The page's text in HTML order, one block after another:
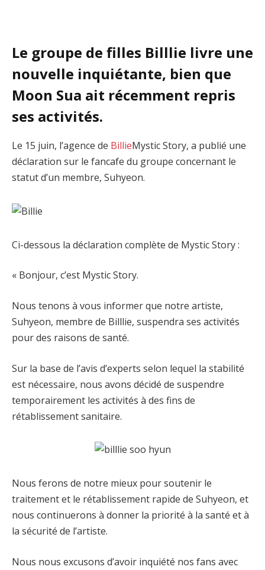
Le groupe de filles Billlie livre une
nouvelle inquiétante, bien que
Moon Sua ait récemment repris
ses activités.
Le 15 juin, l’agence de BillieMystic Story, a publié une
déclaration sur le fancafe du groupe concernant le
statut d’un membre, Suhyeon.
Ci-dessous la déclaration complète de Mystic Story :
« Bonjour, c’est Mystic Story.
Nous tenons à vous informer que notre artiste,
Suhyeon, membre de Billlie, suspendra ses activités
pour des raisons de santé.
Sur la base de l’avis d’experts selon lequel la stabilité
est nécessaire, nous avons décidé de suspendre
temporairement les activités à des fins de
rétablissement sanitaire.
Nous ferons de notre mieux pour soutenir le
traitement et le rétablissement rapide de Suhyeon, et
nous continuerons à donner la priorité à la santé et à
la sécurité de l’artiste.
Nous nous excusons d’avoir inquiété nos fans avec